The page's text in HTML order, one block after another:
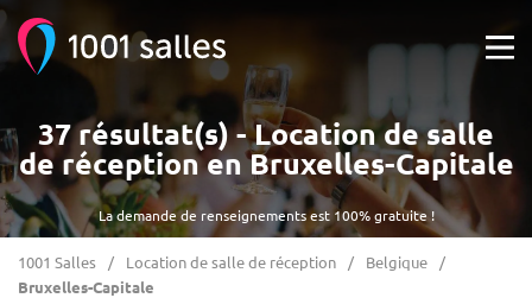
La demande de renseignements est 100% gratuite !
37 résultat(s) - Location de salle
de réception en Bruxelles-Capitale
1001 Salles Location de salle de réception
Belgique
Bruxelles-Capitale